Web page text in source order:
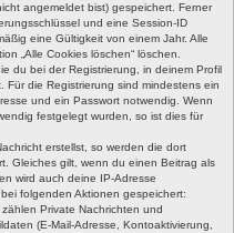
angemeldet bist) gespeichert. Ferner
und eine Session-ID
eine Gültigkeit von einem Jahr. Alle
„Alle Cookies löschen“ löschen.
du bei der Registrierung, in deinem Profil
die Registrierung sind mindestens ein
und ein Passwort notwendig. Wenn
festgelegt wurden, so ist dies für
erstellst, so werden die dort
Gleiches gilt, wenn du einen Beitrag als
wird auch deine IP-Adresse
folgenden Aktionen gespeichert:
Private Nachrichten und
(E-Mail-Adresse, Kontoaktivierung,